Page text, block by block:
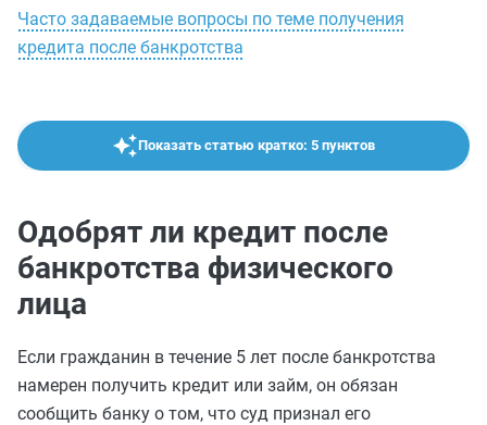
Часто задаваемые вопросы по теме получения
кредита после банкротства
Показать статью кратко: 5 пунктов
Одобрят ли кредит после
банкротства физического
лица
Если гражданин в течение 5 лет после банкротства
намерен получить кредит или займ, он обязан
сообщить банку о том, что суд признал его